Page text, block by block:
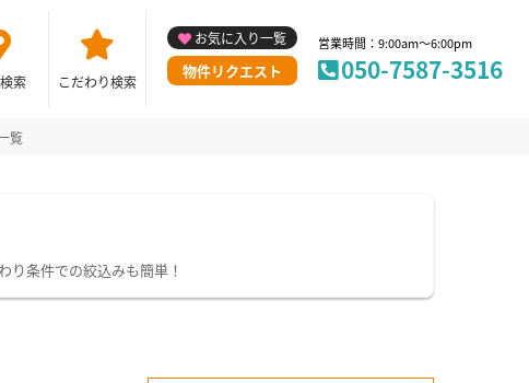
索 こだわり検索
お気に入り一覧
物件リクエスト
営業時間：9:00am～6:00pm
050-7587-3516
覧
り条件での絞込みも簡単！